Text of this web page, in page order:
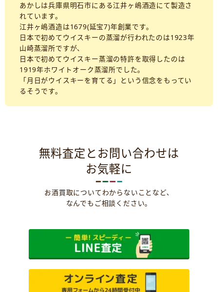
あかしは兵庫県明石市にある江井ヶ嶋酒造にて製造さ
れています。
江井ヶ嶋酒造は1679(延宝7)年創業です。
日本で初めてウイスキーの蒸溜が行われたのは1923年
山崎蒸溜所ですが、
日本で初めてウイスキー蒸溜の特許を取得したのは
1919年ホワイトオーク蒸溜所でした。
「月日がウイスキーを育てる」という信念をもってい
るそうです。
無料査定とお問い合わせは
お気軽に
お酒買取についてわからないことなど、
なんでもご相談ください。